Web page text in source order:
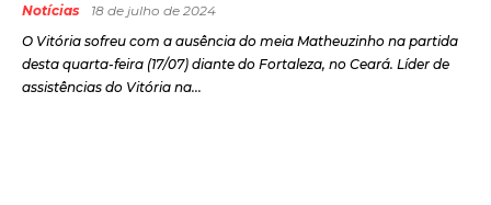
Notícias
18 de julho de 2024
O Vitória sofreu com a ausência do meia Matheuzinho na partida
desta quarta-feira (17/07) diante do Fortaleza, no Ceará. Líder de
assistências do Vitória na...